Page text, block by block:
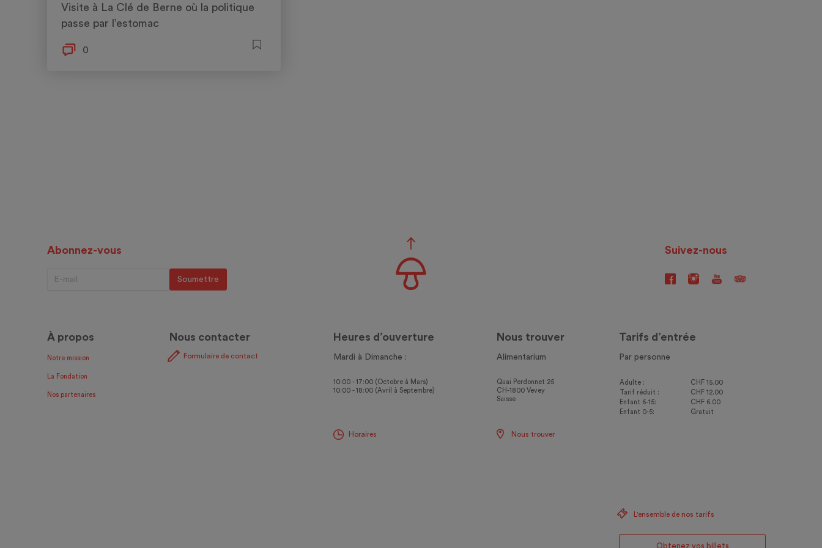
Visite à La Clé de Berne où la politique
passe par l’estomac
0
Abonnez-vous Suivez-nous
À propos
Notre mission
La Fondation
Nos partenaires
Nous contacter
Formulaire de contact
Heures d’ouverture
Mardi à Dimanche :
10:00 - 17:00 (Octobre à Mars)
10:00 - 18:00 (Avril à Septembre)
Horaires
Nous trouver
Alimentarium
Quai Perdonnet 25
CH-1800 Vevey
Suisse
Nous trouver
Tarifs d’entrée
Par personne
Adulte :
CHF 15.00
Tarif réduit :
CHF 12.00
Enfant 6-15:
CHF 6.00
Enfant 0-5:
Gratuit
L'ensemble de nos tarifs
Obtenez vos billets